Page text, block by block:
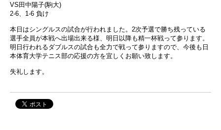
VS田中陽子(駒大)
2-6、1-6 負け
本日はシングルスの試合が行われました。2次予選で勝ち残っている
選手全員が本戦へ出場出来る様、明日以降も精一杯戦って参ります。
明日行われるダブルスの試合も全力で戦って参りますので、今後も日
本体育大学テニス部の応援の方を宜しくお願い致します。
失礼します。